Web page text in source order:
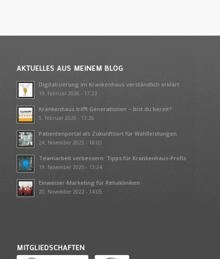
AKTUELLES AUS MEINEM BLOG
Digitalisierung im Krankenhaus verständlich erklärt
19. Februar 2026 - 17:23
Krankenhaus trifft Generationen – bist du bereit?
5. Februar 2026 - 13:26
Patientenportal als Zukunftsort für Wahlleistungen
24. November 2025 - 18:03
Teamarbeit verbessern: Tipps für Krankenhaus-Profis
19. November 2025 - 13:24
Einweiser-Marketing für Rehakliniken
20. November 2022 - 14:05
MITGLIEDSCHAFTEN